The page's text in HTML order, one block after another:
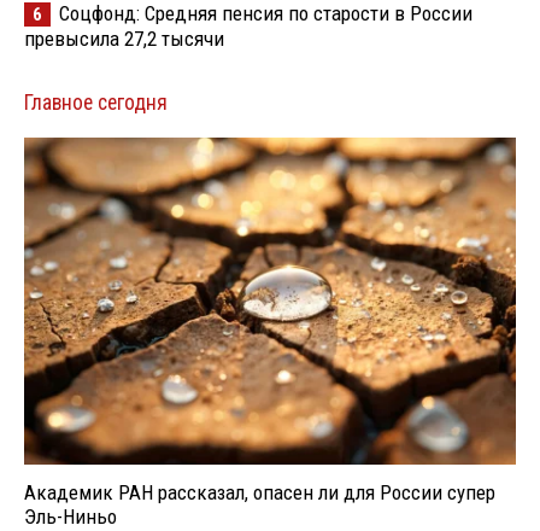
6
Соцфонд: Средняя пенсия по старости в России
превысила 27,2 тысячи
Главное сегодня
Академик РАН рассказал, опасен ли для России супер
Эль-Ниньо